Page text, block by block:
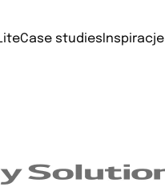
Case studies Inspiracje